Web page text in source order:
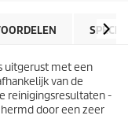
uitgerust met een
van de
reinigingsresultaten -
door een zeer